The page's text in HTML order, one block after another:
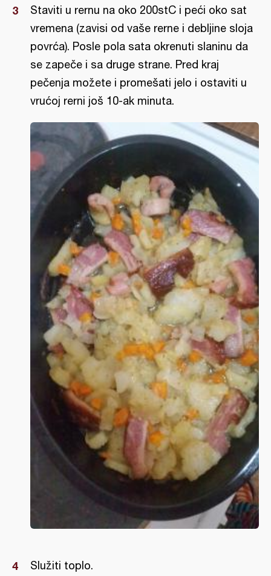
Staviti u rernu na oko 200stC i peći oko sat
vremena (zavisi od vaše rerne i debljine sloja
povrća). Posle pola sata okrenuti slaninu da
se zapeče i sa druge strane. Pred kraj
pečenja možete i promešati jelo i ostaviti u
vrućoj rerni još 10-ak minuta.
Služiti toplo.